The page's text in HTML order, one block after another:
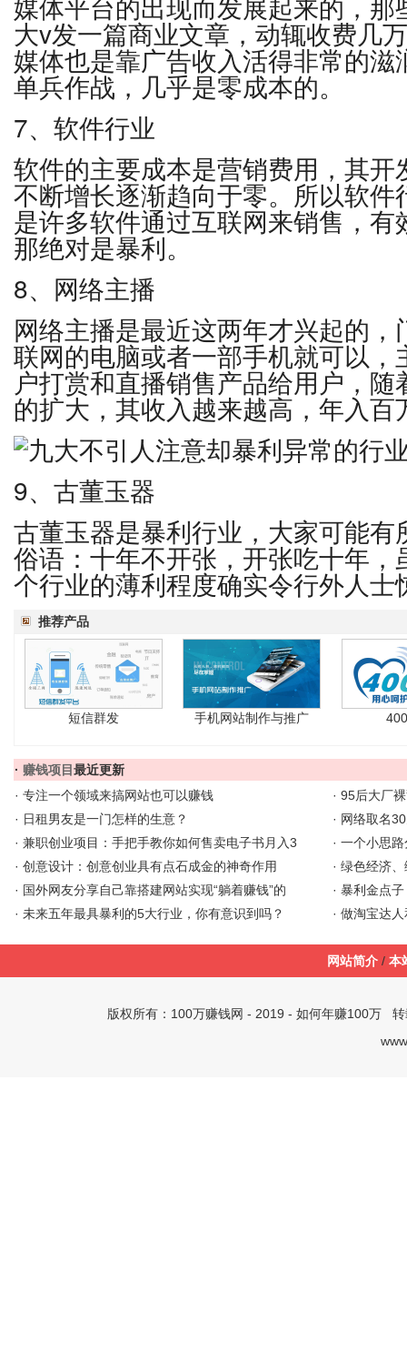
大v发一篇商业文章，动辄收费几
媒体也是靠广告收入活得非常的
单兵作战，几乎是零成本的。
7、软件行业
软件的主要成本是营销费用，其
不断增长逐渐趋向于零。所以软
是许多软件通过互联网来销售，
那绝对是暴利。
8、网络主播
网络主播是最近这两年才兴起的
联网的电脑或者一部手机就可以
户打赏和直播销售产品给用户，
的扩大，其收入越来越高，年入百
9、古董玉器
古董玉器是暴利行业，大家可能
俗语：十年不开张，开张吃十年
个行业的薄利程度确实令行外人士
推荐产品
短信群发 手机网站制作与推广
· 赚钱项目 最近更新
· 专注一个领域来搞网站也可以赚钱 · 95后大厂
· 日租男友是一门怎样的生意？ · 网络取名
· 兼职创业项目：手把手教你如何售卖电子书月入3 · 一个小思
· 创意设计：创意创业具有点石成金的神奇作用 · 绿色经济
· 国外网友分享自己靠搭建网站实现“躺着赚钱”的 · 暴利金点
· 未来五年最具暴利的5大行业，你有意识到吗？ · 做淘宝达
网站简介 / 本
版权所有： 100万赚钱网 - 2019 -如何年赚100万 转